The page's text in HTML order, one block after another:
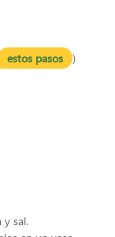
estos pasos
)
y sal.